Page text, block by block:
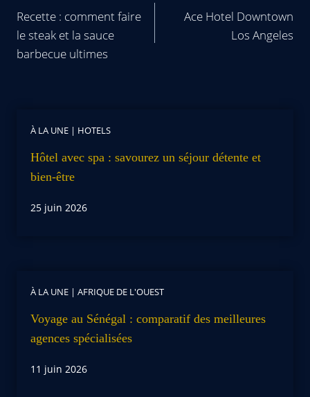
Recette : comment faire
le steak et la sauce
barbecue ultimes
Ace Hotel Downtown
Los Angeles
À LA UNE | HOTELS
Hôtel avec spa : savourez un séjour détente et
bien-être
25 juin 2026
À LA UNE | AFRIQUE DE L'OUEST
Voyage au Sénégal : comparatif des meilleures
agences spécialisées
11 juin 2026